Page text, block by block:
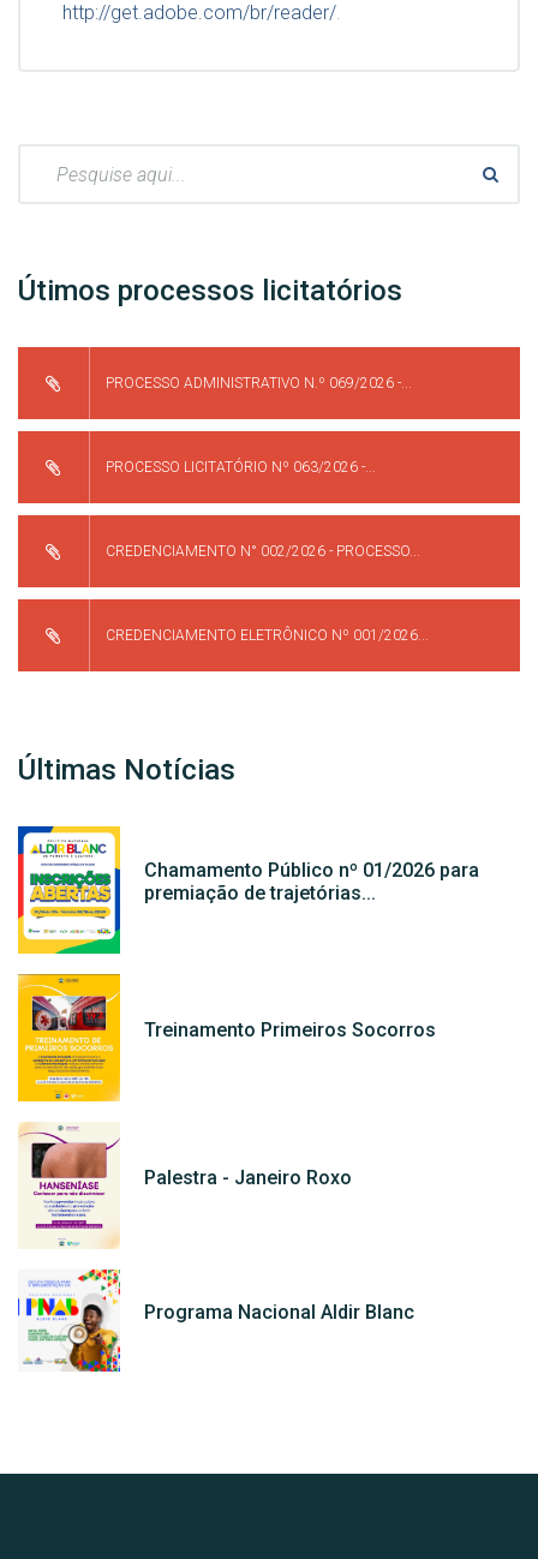
http://get.adobe.com/br/reader/.
Útimos processos licitatórios
PROCESSO ADMINISTRATIVO N.º 069/2026 -...
PROCESSO LICITATÓRIO Nº 063/2026 -...
CREDENCIAMENTO N° 002/2026 - PROCESSO...
CREDENCIAMENTO ELETRÔNICO Nº 001/2026...
Últimas Notícias
Chamamento Público nº 01/2026 para
premiação de trajetórias...
Treinamento Primeiros Socorros
Palestra - Janeiro Roxo
Programa Nacional Aldir Blanc